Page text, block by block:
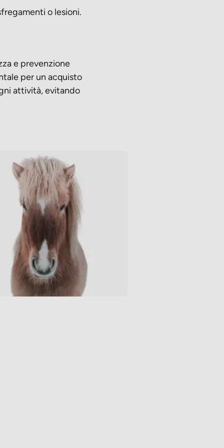
o lesioni.
e prevenzione
per un acquisto
attività, evitando